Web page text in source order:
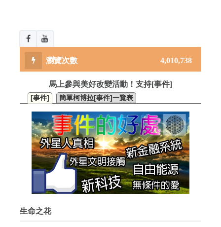
4,010,738
馬上參與美好改變活動！支持[事件]
[事件] 簡單柯博拉[事件]一覽表
生命之花